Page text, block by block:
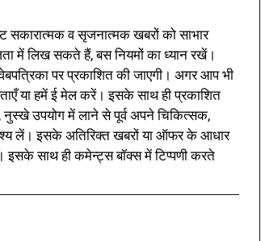
व सृजनात्मक खबरों को साभार
में लिख सकते हैं, बस नियमों का ध्यान रखें।
पर प्रकाशित की जाएगी। अगर आप भी
या हमें ई मेल करें। इसके साथ ही प्रकाशित
उपयोग में लाने से पूर्व अपने चिकित्सक,
लें। इसके अतिरिक्त खबरों या ऑफर के आधार
इसके साथ ही कमेन्ट्स बॉक्स में टिप्पणी करते